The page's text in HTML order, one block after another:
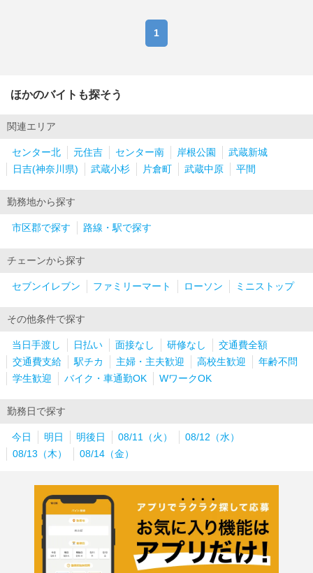
1
ほかのバイトも探そう
関連エリア
センター北 元住吉 センター南 岸根公園
武蔵新城
日吉(神奈川県)
武蔵小杉 片倉町 武蔵中原 平間
勤務地から探す
市区郡で探す 路線・駅で探す
チェーンから探す
セブンイレブン ファミリーマート ローソン ミニストップ
その他条件で探す
当日手渡し 日払い 面接なし 研修なし
交通費全額
交通費支給
駅チカ 主婦・主夫歓迎 高校生歓迎
年齢不問
学生歓迎
バイク・車通勤OK WワークOK
勤務日で探す
今日 明日 明後日 08/11（火）
08/12（水）
08/13（木）
08/14（金）